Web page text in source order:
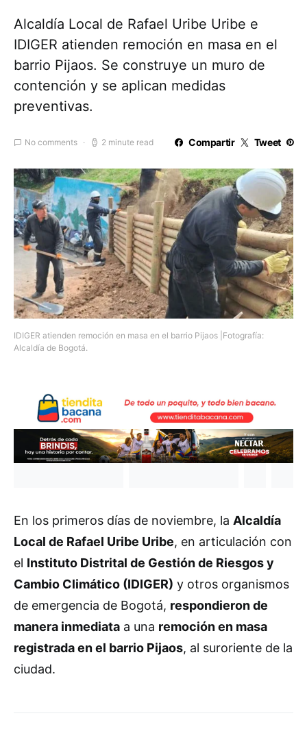
Alcaldía Local de Rafael Uribe Uribe e
IDIGER atienden remoción en masa en el
barrio Pijaos. Se construye un muro de
contención y se aplican medidas
preventivas.
No comments 2 minute read Compartir Tweet
IDIGER atienden remoción en masa en el barrio Pijaos |Fotografía:
Alcaldía de Bogotá.
En los primeros días de noviembre, la Alcaldía
Local de Rafael Uribe Uribe, en articulación con
el Instituto Distrital de Gestión de Riesgos y
Cambio Climático (IDIGER) y otros organismos
de emergencia de Bogotá, respondieron de
manera inmediata a una remoción en masa
registrada en el barrio Pijaos, al suroriente de la
ciudad.